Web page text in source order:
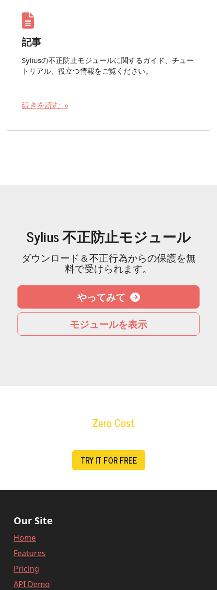
記事
Syliusの不正防止モジュールに関するガイド、チュー
トリアル、役立つ情報をご覧ください。
続きを読む »
Sylius 不正防止モジュール
ダウンロード＆不正行為からの保護を無
料で受けられます。
やってみて
モジュールを表示
Zero Cost
TRY IT FOR FREE
Our Site
Home
Features
Pricing
API Demo